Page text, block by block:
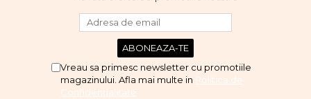
Vreau sa primesc newsletter cu promotiile
magazinului. Afla mai multe in Politica de
Confidentialitate